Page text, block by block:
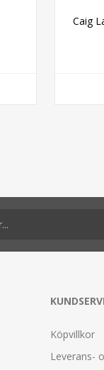
Caig
Köpvillkor
Leverans-